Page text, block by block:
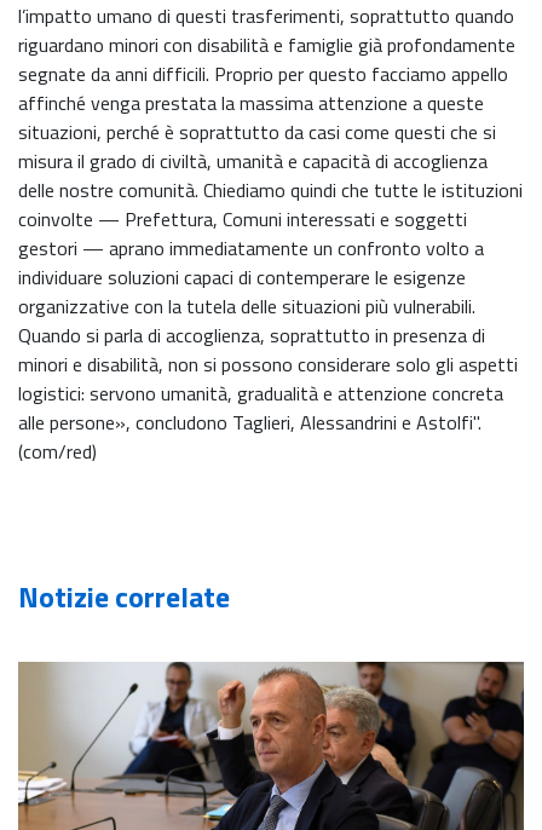
l’impatto umano di questi trasferimenti, soprattutto quando
riguardano minori con disabilità e famiglie già profondamente
segnate da anni difficili. Proprio per questo facciamo appello
affinché venga prestata la massima attenzione a queste
situazioni, perché è soprattutto da casi come questi che si
misura il grado di civiltà, umanità e capacità di accoglienza
delle nostre comunità. Chiediamo quindi che tutte le istituzioni
coinvolte — Prefettura, Comuni interessati e soggetti
gestori — aprano immediatamente un confronto volto a
individuare soluzioni capaci di contemperare le esigenze
organizzative con la tutela delle situazioni più vulnerabili.
Quando si parla di accoglienza, soprattutto in presenza di
minori e disabilità, non si possono considerare solo gli aspetti
logistici: servono umanità, gradualità e attenzione concreta
alle persone», concludono Taglieri, Alessandrini e Astolfi".
(com/red)
Notizie correlate